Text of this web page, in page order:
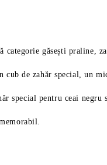
categorie găsești praline,
de zahăr special, un
special pentru ceai